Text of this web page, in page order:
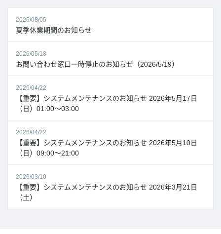
2026/08/05
夏季休業期間のお知らせ
2026/05/18
お問い合わせ窓口一時停止のお知らせ（2026/5/19）
2026/04/22
【重要】システムメンテナンスのお知らせ 2026年5月17日
（日）01:00～03:00
2026/04/22
【重要】システムメンテナンスのお知らせ 2026年5月10日
（日）09:00～21:00
2026/03/10
【重要】システムメンテナンスのお知らせ 2026年3月21日
（土）